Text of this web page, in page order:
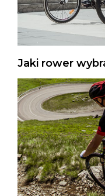
Jaki rower